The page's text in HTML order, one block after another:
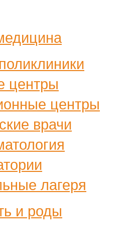
центры
центры
врачи
лагеря
и роды